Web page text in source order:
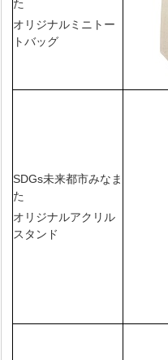
た
オリジナルミニトー
トバッグ
SDGs未来都市みなま
た
オリジナルアクリル
スタンド